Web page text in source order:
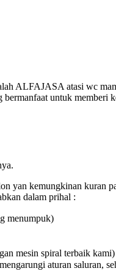
ALFAJASA atasi wc
untuk memberi
yan kemungkinan kuran
dalam prihal :
menumpuk)
mesin spiral terbaik kami)
aturan saluran,